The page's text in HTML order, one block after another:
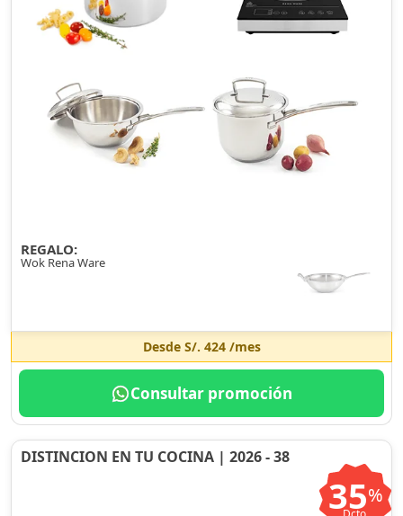
REGALO:
Wok Rena Ware
Desde S/. 424/mes
Consultar promoción
DISTINCION EN TU COCINA | 2026 - 38
35%